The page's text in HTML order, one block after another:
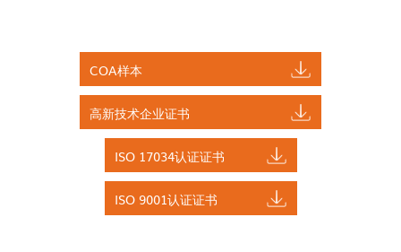
COA样本
高新技术企业证书
ISO 17034认证证书
ISO 9001认证证书